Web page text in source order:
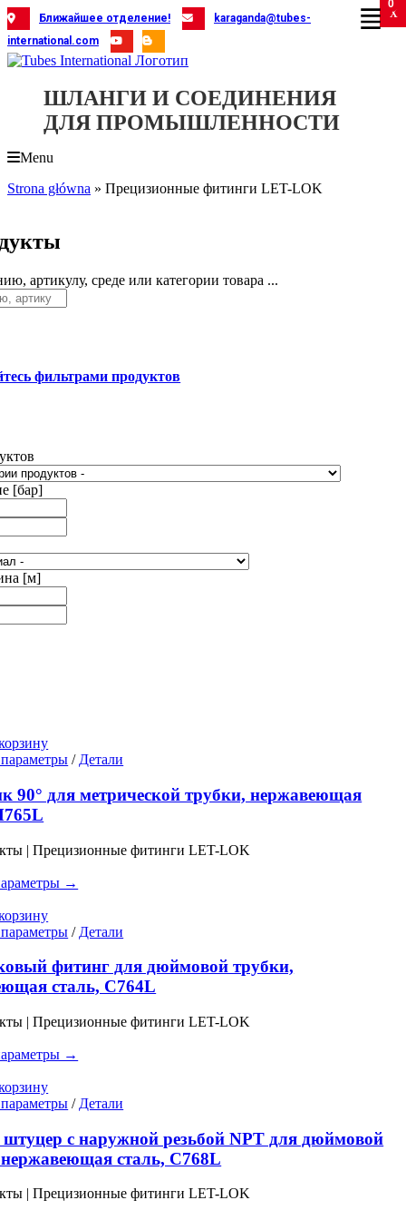
Skip
to
content
Ближайшее отделение!
karaganda@tubes-
international.com
ШЛАНГИ И СОЕДИНЕНИЯ
ДЛЯ ПРОМЫШЛЕННОСТИ
Menu
Strona główna » Прецизионные фитинги LET-LOK
артикулу, среде или категории товара ...
фильтрами продуктов
[бар]
[м]
Этот
имеет
несколько
можно
на
/ Детали
90° для метрической трубки, нержавеющая
| Прецизионные фитинги LET-LOK
→
Этот
имеет
несколько
вариаций.
можно
на
/ Детали
фитинг для дюймовой трубки,
сталь, C764L
| Прецизионные фитинги LET-LOK
→
Этот
имеет
несколько
вариаций.
можно
/ Детали
с наружной резьбой NPT для дюймовой
сталь, C768L
| Прецизионные фитинги LET-LOK
0
X
X
X
X
X
X
X
X
X
X
X
X
X
X
X
X
X
X
X